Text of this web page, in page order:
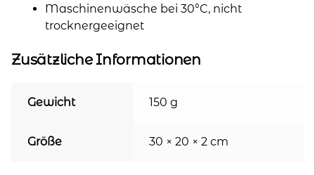
Maschinenwäsche bei 30°C, nicht
trocknergeeignet
Zusätzliche Informationen
Gewicht 150 g
Größe 30 × 20 × 2 cm